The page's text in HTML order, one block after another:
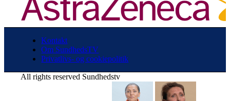
Kontakt
Om SundhedsTV
Privatlivs- og cookiepolitik
All rights reserved Sundhedstv